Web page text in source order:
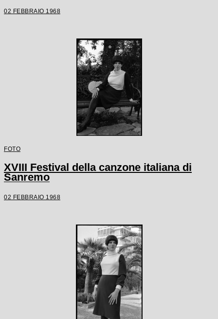
02 FEBBRAIO 1968
FOTO
XVIII Festival della canzone italiana di
Sanremo
02 FEBBRAIO 1968